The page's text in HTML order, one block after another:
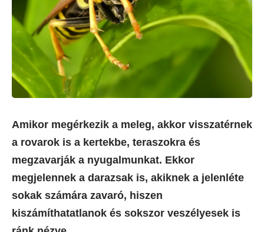
Amikor megérkezik a meleg, akkor visszatérnek
a rovarok is a kertekbe, teraszokra és
megzavarják a nyugalmunkat. Ekkor
megjelennek a darazsak is, akiknek a jelenléte
sokak számára zavaró, hiszen
kiszámíthatatlanok és sokszor veszélyesek is